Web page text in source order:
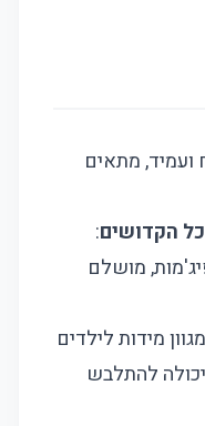
ועמיד, מתאים
הקדושים:
מושלם
מידות לילדים
להתלבש